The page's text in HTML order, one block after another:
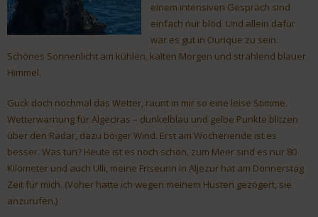
einem intensiven Gespräch sind
einfach nur blöd. Und allein dafür
war es gut in Ourique zu sein.
Schönes Sonnenlicht am kühlen, kalten Morgen und strahlend blauer
Himmel.
Guck doch nochmal das Wetter, raunt in mir so eine leise Stimme.
Wetterwarnung für Algeciras – dunkelblau und gelbe Punkte blitzen
über den Radar, dazu böiger Wind. Erst am Wochenende ist es
besser. Was tun? Heute ist es noch schön, zum Meer sind es nur 80
Kilometer und auch Ulli, meine Friseurin in Aljezur hat am Donnerstag
Zeit für mich. (Voher hatte ich wegen meinem Husten gezögert, sie
anzurufen.)